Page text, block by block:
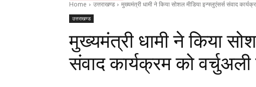
Home उत्तराखण्ड मुख्यमंत्री धामी ने किया सोशल मीडिया इन्फ्लुएंसर्स संवाद
उत्तराखण्ड
मुख्यमंत्री धामी ने किया
संवाद कार्यक्रम को